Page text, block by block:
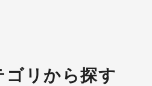
ゴリから探す